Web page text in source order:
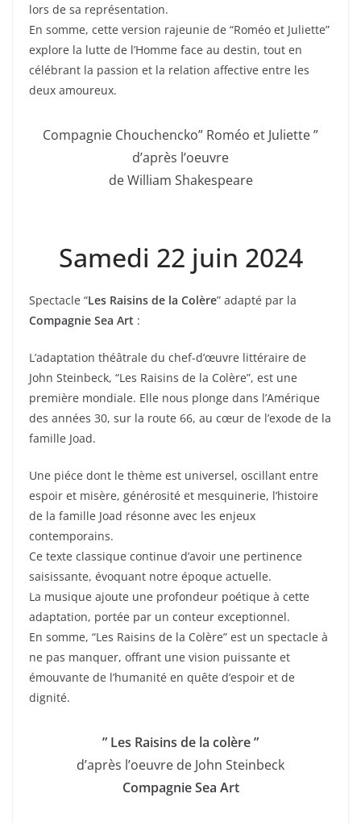
lors de sa représentation.
En somme, cette version rajeunie de “Roméo et Juliette”
explore la lutte de l’Homme face au destin, tout en
célébrant la passion et la relation affective entre les
deux amoureux.
Compagnie Chouchencko” Roméo et Juliette ”
d’après l’oeuvre
de William Shakespeare
Samedi 22 juin 2024
Spectacle “Les Raisins de la Colère” adapté par la
Compagnie Sea Art :
L’adaptation théâtrale du chef-d’œuvre littéraire de
John Steinbeck, “Les Raisins de la Colère”, est une
première mondiale. Elle nous plonge dans l’Amérique
des années 30, sur la route 66, au cœur de l’exode de la
famille Joad.
Une piéce dont le thème est universel, oscillant entre
espoir et misère, générosité et mesquinerie, l’histoire
de la famille Joad résonne avec les enjeux
contemporains.
Ce texte classique continue d’avoir une pertinence
saisissante, évoquant notre époque actuelle.
La musique ajoute une profondeur poétique à cette
adaptation, portée par un conteur exceptionnel.
En somme, “Les Raisins de la Colère” est un spectacle à
ne pas manquer, offrant une vision puissante et
émouvante de l’humanité en quête d’espoir et de
dignité.
” Les Raisins de la colère ”
d’après l’oeuvre de John Steinbeck
Compagnie Sea Art